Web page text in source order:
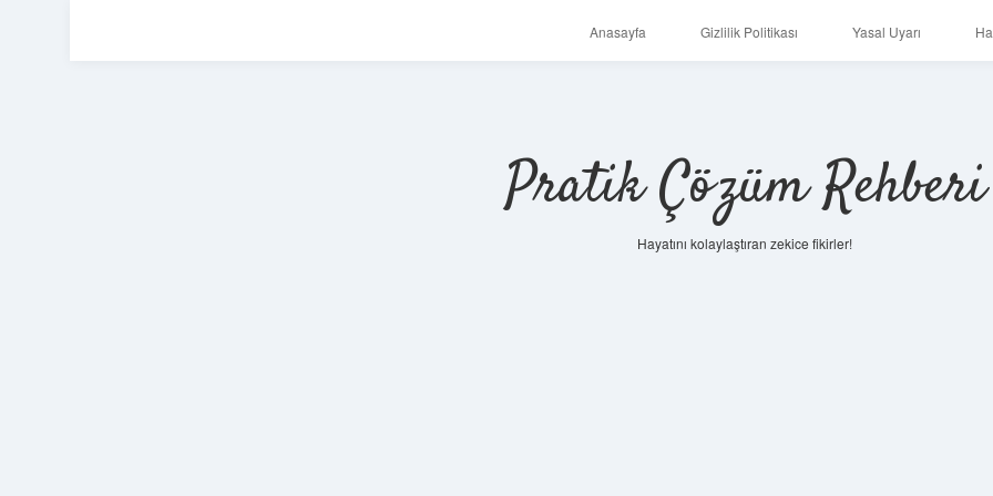
Anasayfa Gizlilik Politikası Yasal Uyarı
Pratik Çözüm Rehberi
Hayatını kolaylaştıran zekice fikirler!